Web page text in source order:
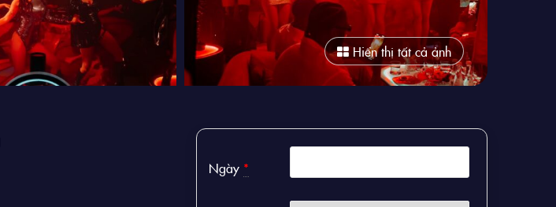
Hiển thị tất cả ảnh
Ngày *